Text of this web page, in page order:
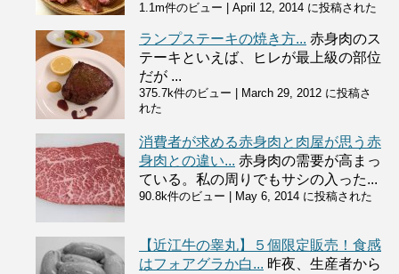
1.1m件のビュー April 12, 2014 に投稿された
ランプステーキの焼き方... 赤身肉のス
テーキといえば、ヒレが最上級の部位
だが ...
375.7k件のビュー
March 29, 2012 に投稿さ
れた
消費者が求める赤身肉と肉屋が思う赤
身肉との違い... 赤身肉の需要が高まっ
ている。私の周りでもサシの入った...
90.8k件のビュー May 6, 2014 に投稿された
【近江牛の睾丸】５個限定販売！食感
はフォアグラか白... 昨夜、生産者から